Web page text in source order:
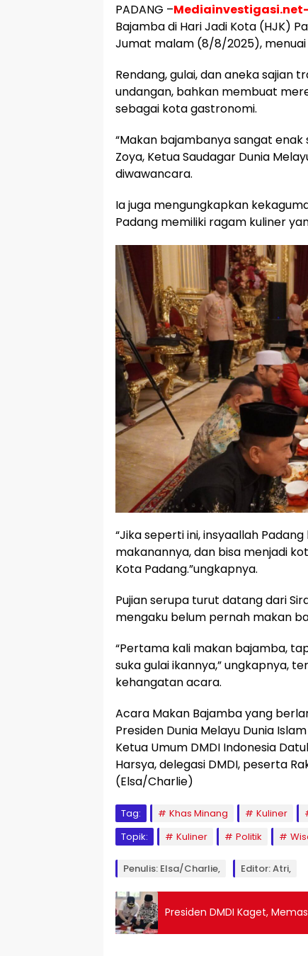
PADANG –
Bajamba di Hari Jadi Kota (HJK)
Jumat malam (8/8/2025),
Rendang, gulai, dan aneka sajian
undangan, bahkan membuat
sebagai kota gastronomi.
“Makan bajambanya sangat enak
Zoya, Ketua Saudagar Dunia
diwawancara.
Ia juga mengungkapkan
Padang memiliki ragam kuliner
“Jika seperti ini, insyaallah
makanannya, dan bisa menjadi
Kota Padang.”ungkapnya.
Pujian serupa turut datang dari
mengaku belum pernah makan
“Pertama kali makan bajamba,
suka gulai ikannya,” ungkapnya,
kehangatan acara.
Acara Makan Bajamba yang
Presiden Dunia Melayu Dunia
Ketua Umum DMDI Indonesia
Harsya, delegasi DMDI, peserta
(Elsa/Charlie)
Tag: Khas Minang Kuliner
Topik:
Kuliner Politik
Penulis: Elsa/Charlie, Editor: Atri,
Presiden DMDI Kaget,